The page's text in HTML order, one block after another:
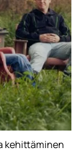
kehittäminen